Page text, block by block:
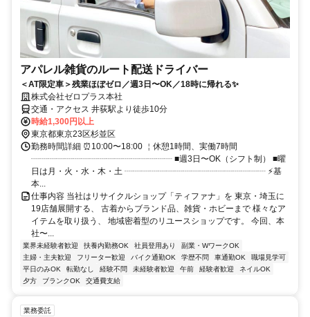
アパレル雑貨のルート配送ドライバー
＜AT限定車＞残業ほぼゼロ／週3日〜OK／18時に帰れる✨
株式会社ゼロプラス本社
交通・アクセス 井荻駅より徒歩10分
時給1,300円以上
東京都東京23区杉並区
勤務時間詳細 ⏰10:00〜18:00 ￤休憩1時間、実働7時間
┈┈┈┈┈┈┈┈┈┈┈┈┈┈┈┈┈ ■週3日〜OK（シフト制） ■曜
日は月・火・水・木・土 ┈┈┈┈┈┈┈┈┈┈┈┈┈┈┈┈┈ ⚡基
本...
仕事内容 当社はリサイクルショップ「ティファナ」を 東京・埼玉に
19店舗展開する、 古着からブランド品、雑貨・ホビーまで 様々なア
イテムを取り扱う、 地域密着型のリユースショップです。 今回、本
社〜...
業界未経験者歓迎 扶養内勤務OK 社員登用あり
副業・WワークOK
主婦・主夫歓迎
フリーター歓迎 バイク通勤OK 学歴不問 車通勤OK
職場見学可
平日のみOK
転勤なし 経験不問 未経験者歓迎 午前 経験者歓迎
ネイルOK
夕方
ブランクOK 交通費支給
業務委託